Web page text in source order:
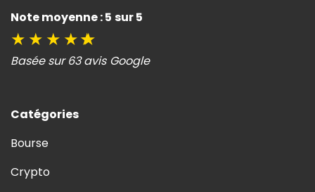
Note moyenne : 5 sur 5
★ ★ ★ ★★
Basée sur 63 avis Google
Catégories
Bourse
Crypto